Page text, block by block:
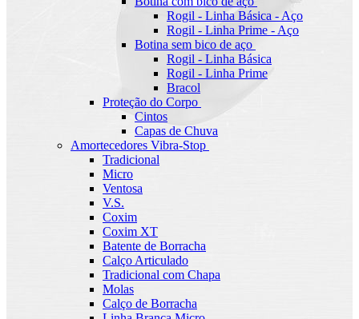
Rogil - Linha Básica - Aço
Rogil - Linha Prime - Aço
Botina sem bico de aço
Rogil - Linha Básica
Rogil - Linha Prime
Bracol
Proteção do Corpo
Cintos
Capas de Chuva
Amortecedores Vibra-Stop
Tradicional
Micro
Ventosa
V.S.
Coxim
Coxim XT
Batente de Borracha
Calço Articulado
Tradicional com Chapa
Molas
Calço de Borracha